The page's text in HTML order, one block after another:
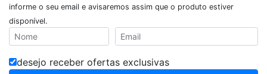
informe o seu email e avisaremos assim que o produto estiver
disponível.
desejo receber ofertas exclusivas